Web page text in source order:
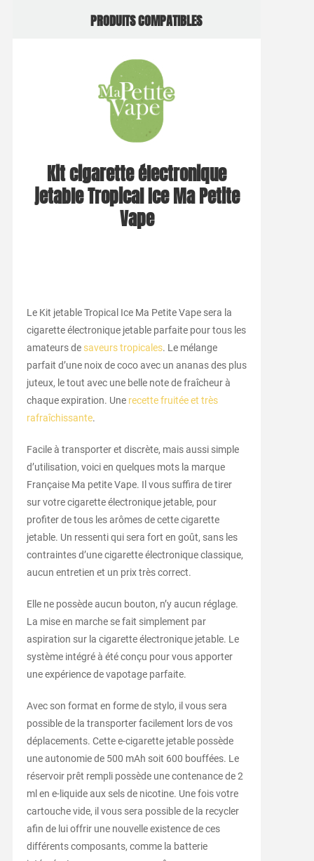
PRODUITS COMPATIBLES
Kit cigarette électronique
jetable Tropical Ice Ma Petite
Vape
Le Kit jetable Tropical Ice Ma Petite Vape sera la
cigarette électronique jetable parfaite pour tous les
amateurs de saveurs tropicales. Le mélange
parfait d’une noix de coco avec un ananas des plus
juteux, le tout avec une belle note de fraîcheur à
chaque expiration. Une recette fruitée et très
rafraîchissante.
Facile à transporter et discrète, mais aussi simple
d’utilisation, voici en quelques mots la marque
Française Ma petite Vape. Il vous suffira de tirer
sur votre cigarette électronique jetable, pour
profiter de tous les arômes de cette cigarette
jetable. Un ressenti qui sera fort en goût, sans les
contraintes d’une cigarette électronique classique,
aucun entretien et un prix très correct.
Elle ne possède aucun bouton, n’y aucun réglage.
La mise en marche se fait simplement par
aspiration sur la cigarette électronique jetable. Le
système intégré à été conçu pour vous apporter
une expérience de vapotage parfaite.
Avec son format en forme de stylo, il vous sera
possible de la transporter facilement lors de vos
déplacements. Cette e-cigarette jetable possède
une autonomie de 500 mAh soit 600 bouffées. Le
réservoir prêt rempli possède une contenance de 2
ml en e-liquide aux sels de nicotine. Une fois votre
cartouche vide, il vous sera possible de la recycler
afin de lui offrir une nouvelle existence de ces
différents composants, comme la batterie